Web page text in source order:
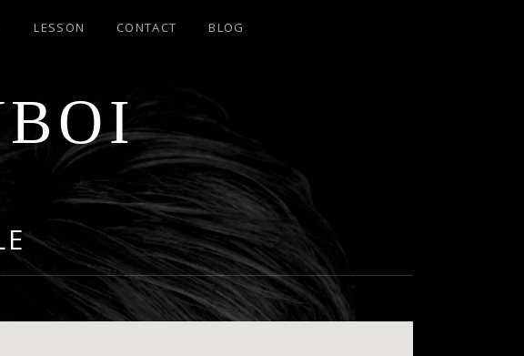
LESSON CONTACT BLOG